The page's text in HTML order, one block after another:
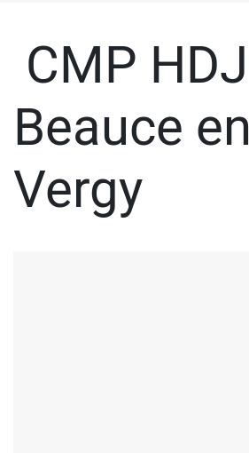
CMP HDJ
Beauce en
Vergy